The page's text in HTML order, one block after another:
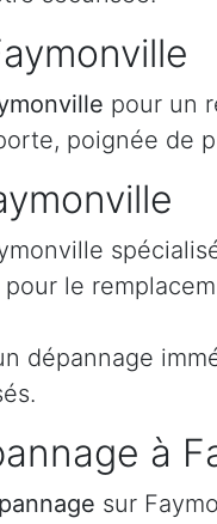
pour un
poignée de
pour le
dépannage
à
sur